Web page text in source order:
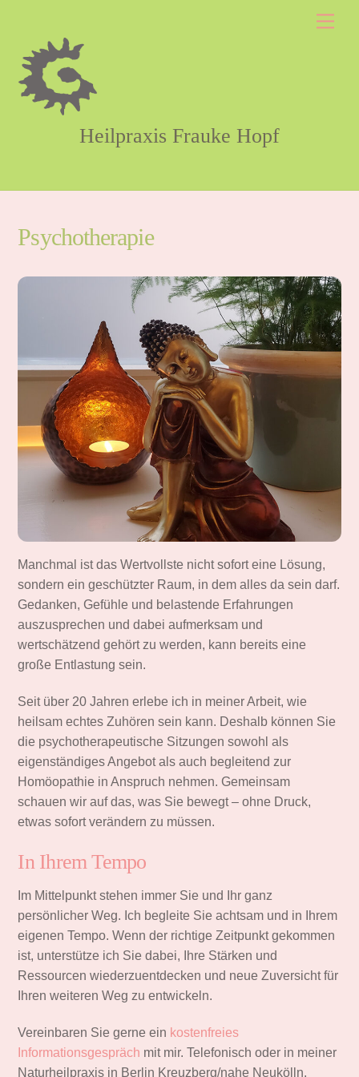
content
Heilpraxis Frauke Hopf
Psychotherapie
Manchmal ist das Wertvollste nicht sofort eine Lösung,
sondern ein geschützter Raum, in dem alles da sein darf.
Gedanken, Gefühle und belastende Erfahrungen
auszusprechen und dabei aufmerksam und
wertschätzend gehört zu werden, kann bereits eine
große Entlastung sein.
Seit über 20 Jahren erlebe ich in meiner Arbeit, wie
heilsam echtes Zuhören sein kann. Deshalb können Sie
die psychotherapeutische Sitzungen sowohl als
eigenständiges Angebot als auch begleitend zur
Homöopathie in Anspruch nehmen. Gemeinsam
schauen wir auf das, was Sie bewegt – ohne Druck,
etwas sofort verändern zu müssen.
In Ihrem Tempo
Im Mittelpunkt stehen immer Sie und Ihr ganz
persönlicher Weg. Ich begleite Sie achtsam und in Ihrem
eigenen Tempo. Wenn der richtige Zeitpunkt gekommen
ist, unterstütze ich Sie dabei, Ihre Stärken und
Ressourcen wiederzuentdecken und neue Zuversicht für
Ihren weiteren Weg zu entwickeln.
Vereinbaren Sie gerne ein kostenfreies
Informationsgespräch mit mir. Telefonisch oder in meiner
Naturheilpraxis in Berlin Kreuzberg/nahe Neukölln.